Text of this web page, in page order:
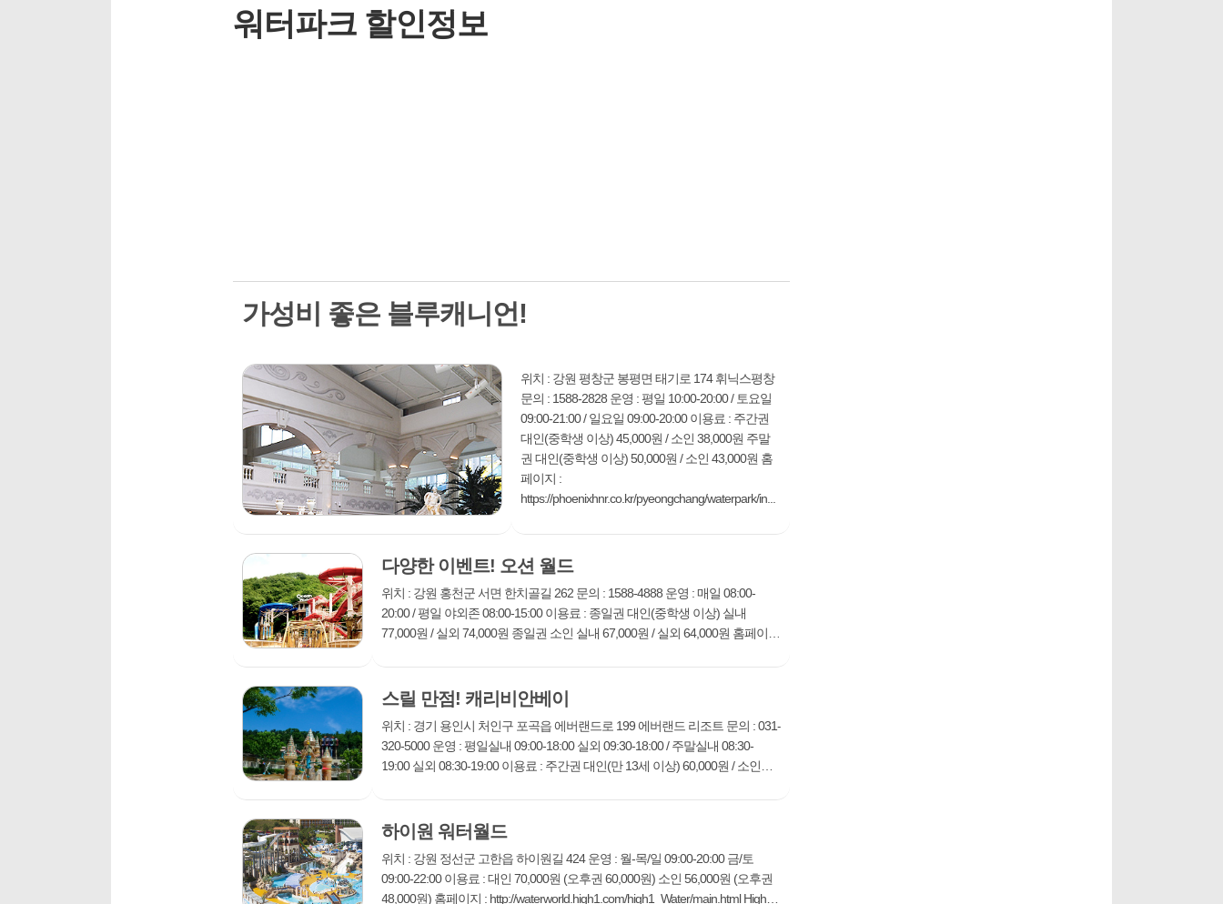
워터파크 할인정보
가성비 좋은 블루캐니언!
위치 : 강원 평창군 봉평면 태기로 174 휘닉스평창
문의 : 1588-2828 운영 : 평일 10:00-20:00 / 토요일
09:00-21:00 / 일요일 09:00-20:00 이용료 : 주간권
대인(중학생 이상) 45,000원 / 소인 38,000원 주말
권 대인(중학생 이상) 50,000원 / 소인 43,000원 홈
페이지 :
https://phoenixhnr.co.kr/pyeongchang/waterpark/in...
다양한 이벤트! 오션 월드
위치 : 강원 홍천군 서면 한치골길 262 문의 : 1588-4888 운영 : 매일 08:00-
20:00 / 평일 야외존 08:00-15:00 이용료 : 종일권 대인(중학생 이상) 실내
77,000원 / 실외 74,000원 종일권 소인 실내 67,000원 / 실외 64,000원 홈페이지
스릴 만점! 캐리비안베이
위치 : 경기 용인시 처인구 포곡읍 에버랜드로 199 에버랜드 리조트 문의 : 031-
320-5000 운영 : 평일실내 09:00-18:00 실외 09:30-18:00 / 주말실내 08:30-
19:00 실외 08:30-19:00 이용료 : 주간권 대인(만 13세 이상) 60,000원 / 소인
하이원 워터월드
위치 : 강원 정선군 고한읍 하이원길 424 운영 : 월-목/일 09:00-20:00 금/토
09:00-22:00 이용료 : 대인 70,000원 (오후권 60,000원) 소인 56,000원 (오후권
48,000원) 홈페이지 : http://waterworld.high1.com/high1_Water/main.html High1